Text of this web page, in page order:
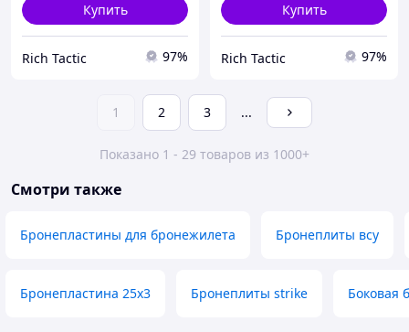
Купить
Rich Tactic 97%
Купить
Rich Tactic 97%
1 2 3 ...
Показано 1 - 29 товаров из 1000+
Смотри также
Бронепластины для бронежилета Бронеплиты всу
Бронепластина 25х3 Бронеплиты strike Боковая